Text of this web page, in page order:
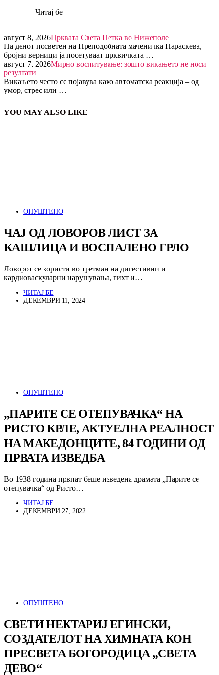
Читај бе
август 8, 2026Црквата Света Петка во Нижеполе
На денот посветен на Преподобната маченичка Параскева,
бројни верници ја посетуваат црквичката …
август 7, 2026Мирно воспитување: зошто викањето не носи
резултати
Викањето често се појавува како автоматска реакција – од
умор, стрес или …
YOU MAY ALSO LIKE
ОПУШТЕНО
ЧАЈ ОД ЛОВОРОВ ЛИСТ ЗА
КАШЛИЦА И ВОСПАЛЕНО ГРЛО
Ловорот се користи во третман на дигестивни и
кардиоваскуларни нарушувања, гихт и…
ЧИТАЈ БЕ
ДЕКЕМВРИ 11, 2024
ОПУШТЕНО
„ПАРИТЕ СЕ ОТЕПУВАЧКА“ НА
РИСТО КРЛЕ, АКТУЕЛНА РЕАЛНОСТ
НА МАКЕДОНЦИТЕ, 84 ГОДИНИ ОД
ПРВАТА ИЗВЕДБА
Во 1938 година првпат беше изведена драмата „Парите се
отепувачка“ од Ристо…
ЧИТАЈ БЕ
ДЕКЕМВРИ 27, 2022
ОПУШТЕНО
СВЕТИ НЕКТАРИЈ ЕГИНСКИ,
СОЗДАТЕЛОТ НА ХИМНАТА КОН
ПРЕСВЕТА БОГОРОДИЦА „СВЕТА
ДЕВО“